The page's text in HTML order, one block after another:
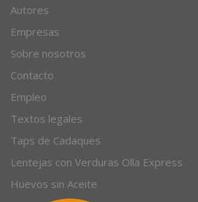
Autores
Empresas
Sobre nosotros
Contacto
Empleo
Textos legales
Taps de Cadaques
Lentejas con Verduras Olla Express
Huevos sin Aceite